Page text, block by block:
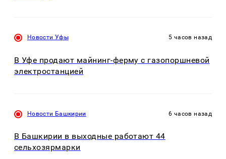
Новости Уфы 5 часов назад
В Уфе продают майнинг-ферму с газопоршневой
электростанцией
Новости Башкирии 6 часов назад
В Башкирии в выходные работают 44
сельхозярмарки